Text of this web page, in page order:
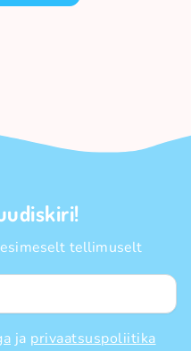
tellimuselt
ja privaatsuspoliitika